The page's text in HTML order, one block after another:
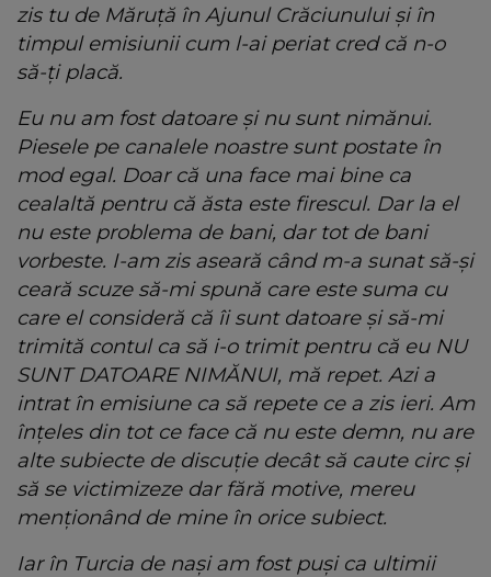
zis tu de Măruță în Ajunul Crăciunului și în
timpul emisiunii cum l-ai periat cred că n-o
să-ți placă.
Eu nu am fost datoare și nu sunt nimănui.
Piesele pe canalele noastre sunt postate în
mod egal. Doar că una face mai bine ca
cealaltă pentru că ăsta este firescul. Dar la el
nu este problema de bani, dar tot de bani
vorbeste. I-am zis aseară când m-a sunat să-și
ceară scuze să-mi spună care este suma cu
care el consideră că îi sunt datoare și să-mi
trimită contul ca să i-o trimit pentru că eu NU
SUNT DATOARE NIMĂNUI, mă repet. Azi a
intrat în emisiune ca să repete ce a zis ieri. Am
înțeles din tot ce face că nu este demn, nu are
alte subiecte de discuție decât să caute circ şi
să se victimizeze dar fără motive, mereu
menționând de mine în orice subiect.
Iar în Turcia de nași am fost puși ca ultimii